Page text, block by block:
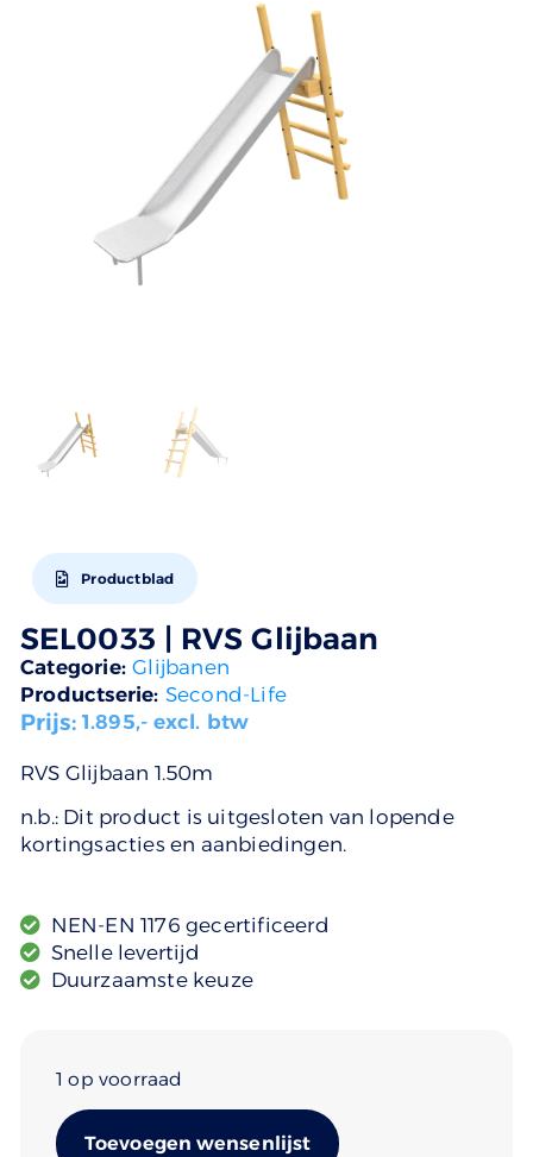
Productblad
SEL0033 | RVS Glijbaan
Categorie:Glijbanen
Productserie: Second-Life
Prijs:1.895,- excl. btw
RVS Glijbaan 1.50m
n.b.: Dit product is uitgesloten van lopende
kortingsacties en aanbiedingen.
NEN-EN 1176 gecertificeerd
Snelle levertijd
Duurzaamste keuze
1 op voorraad
Toevoegen wensenlijst